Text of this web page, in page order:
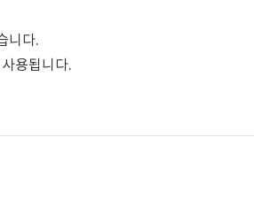
니다.
용됩니다.